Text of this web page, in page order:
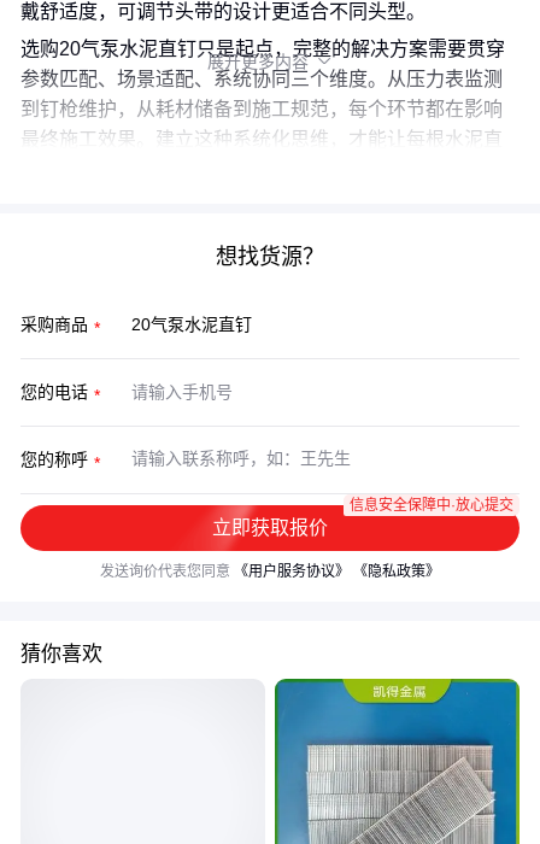
戴舒适度，可调节头带的设计更适合不同头型。
选购20气泵水泥直钉只是起点，完整的解决方案需要贯穿
参数匹配、场景适配、系统协同三个维度。从压力表监测
到钉枪维护，从耗材储备到施工规范，每个环节都在影响
最终施工效果。建立这种系统化思维，才能让每根水泥直
展开更多内容 
想找货源？
采购商品
您的电话
您的称呼
立即获取报价
信息安全保障中·放心提交
发送询价代表您同意 《用户服务协议》 《隐私政策》
猜你喜欢